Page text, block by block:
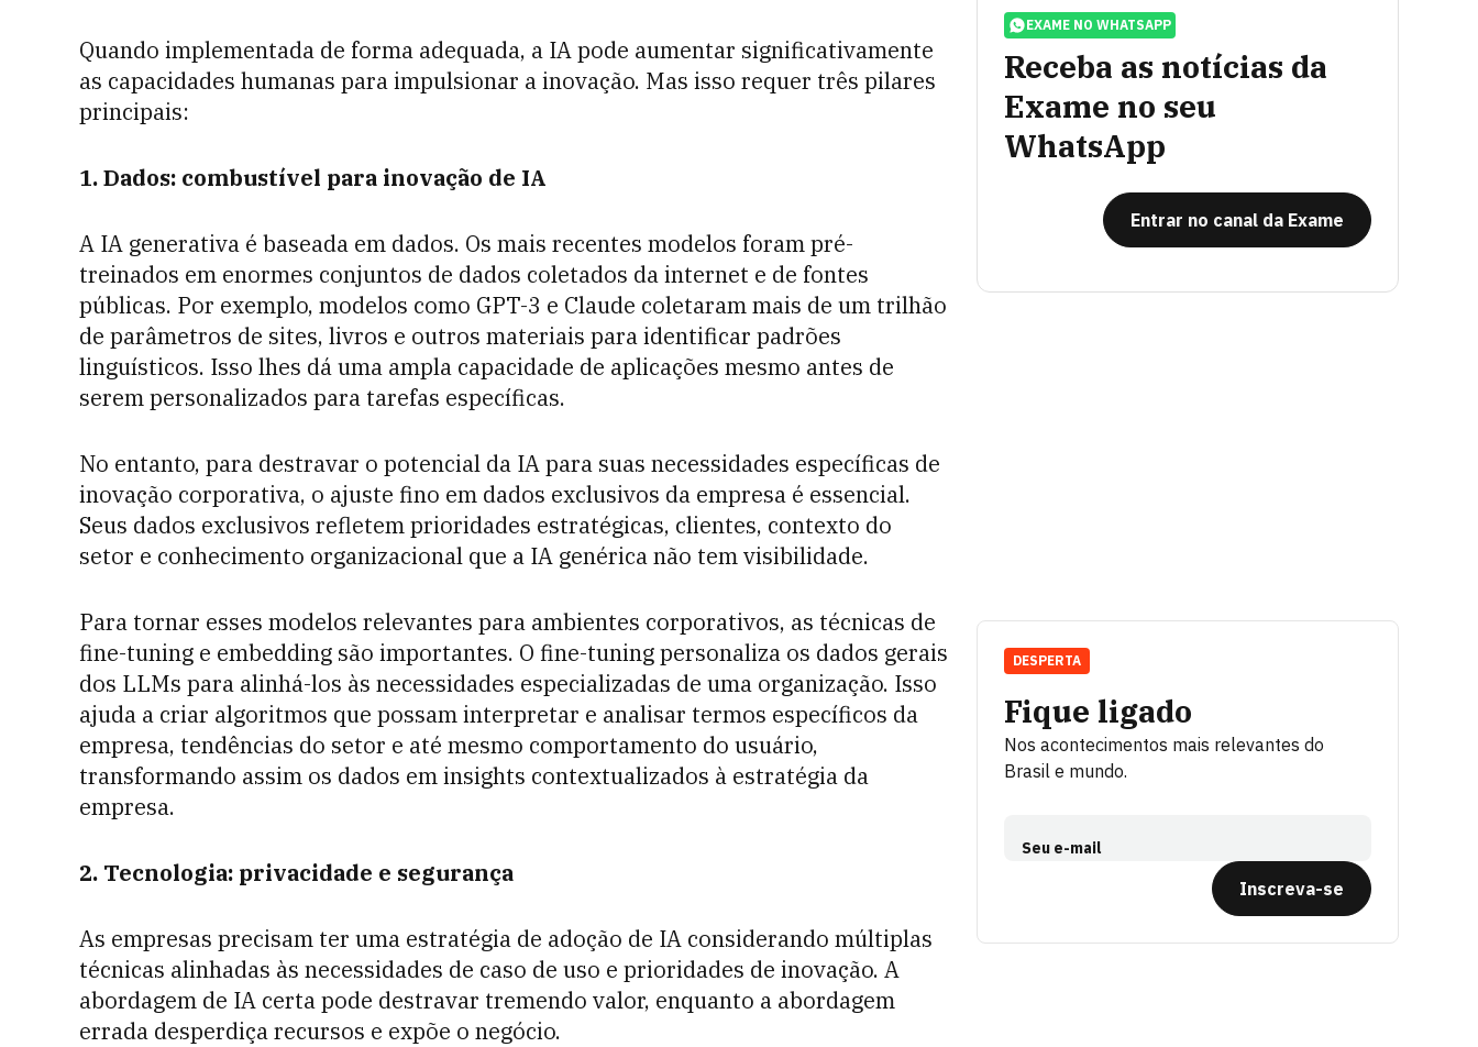
Quando implementada de forma adequada, a IA pode aumentar significativamente
as capacidades humanas para impulsionar a inovação. Mas isso requer três pilares
principais:
1. Dados: combustível para inovação de IA
A IA generativa é baseada em dados. Os mais recentes modelos foram pré-
treinados em enormes conjuntos de dados coletados da internet e de fontes
públicas. Por exemplo, modelos como GPT-3 e Claude coletaram mais de um trilhão
de parâmetros de sites, livros e outros materiais para identificar padrões
linguísticos. Isso lhes dá uma ampla capacidade de aplicações mesmo antes de
serem personalizados para tarefas específicas.
No entanto, para destravar o potencial da IA para suas necessidades específicas de
inovação corporativa, o ajuste fino em dados exclusivos da empresa é essencial.
Seus dados exclusivos refletem prioridades estratégicas, clientes, contexto do
setor e conhecimento organizacional que a IA genérica não tem visibilidade.
Para tornar esses modelos relevantes para ambientes corporativos, as técnicas de
fine-tuning e embedding são importantes. O fine-tuning personaliza os dados gerais
dos LLMs para alinhá-los às necessidades especializadas de uma organização. Isso
ajuda a criar algoritmos que possam interpretar e analisar termos específicos da
empresa, tendências do setor e até mesmo comportamento do usuário,
transformando assim os dados em insights contextualizados à estratégia da
empresa.
2. Tecnologia: privacidade e segurança
As empresas precisam ter uma estratégia de adoção de IA considerando múltiplas
técnicas alinhadas às necessidades de caso de uso e prioridades de inovação. A
abordagem de IA certa pode destravar tremendo valor, enquanto a abordagem
errada desperdiça recursos e expõe o negócio.
EXAME NO WHATSAPP
Receba as notícias da
Exame no seu
WhatsApp
Entrar no canal da Exame
Fique ligado
Nos acontecimentos mais relevantes do
Brasil e mundo.
Seu e-mail
Inscreva-se
DESPERTA